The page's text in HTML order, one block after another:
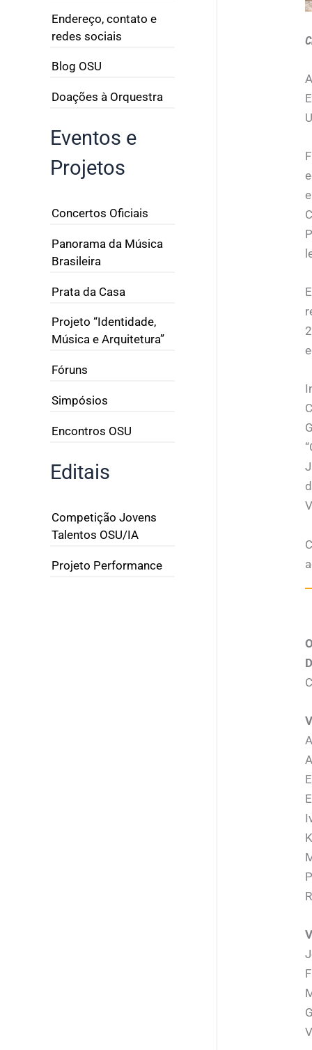
Endereço, contato e
redes sociais
Blog OSU
Doações à Orquestra
Eventos e
Projetos
Concertos Oficiais
Panorama da Música
Brasileira
Prata da Casa
Projeto “Identidade,
Música e Arquitetura”
Fóruns
Simpósios
Encontros OSU
Editais
Competição Jovens
Talentos OSU/IA
Projeto Performance